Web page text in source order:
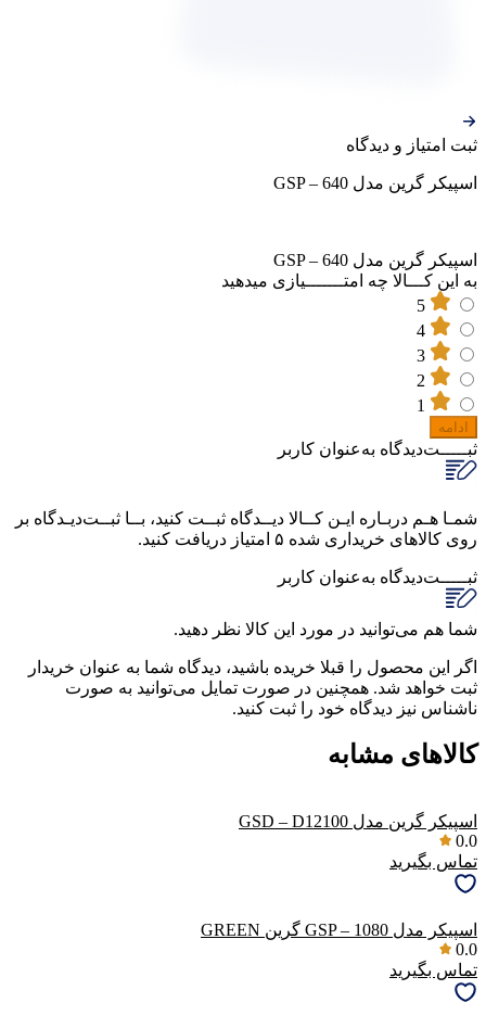
ثبت‌ امتیاز‌ و‌ دیدگاه
اسپیکر گرین مدل GSP – 640
اسپیکر گرین مدل GSP – 640
به این کـــالا چه امتـــــــیازی میدهید
ادامه
ثبـــــت‌دیدگاه به‌عنوان کاربر
شمـا هـم دربـاره ایـن کــالا دیــدگاه ثبــت کنید، بــا ثبــت‌دیـدگاه بر
روی کالاهای خریداری شده ۵ امتیاز دریافت کنید.
ثبـــــت‌دیدگاه به‌عنوان کاربر
شما هم می‌توانید در مورد این کالا نظر دهید.
اگر این محصول را قبلا خریده باشید، دیدگاه شما به عنوان خریدار
ثبت خواهد شد. همچنین در صورت تمایل می‌توانید به صورت
ناشناس نیز دیدگاه خود را ثبت کنید.
کالاهای مشابه
اسپیکر گرین مدل GSD – D12100
0.0
تماس بگیرید
اسپیکر مدل GSP – 1080 گرین GREEN
0.0
تماس بگیرید